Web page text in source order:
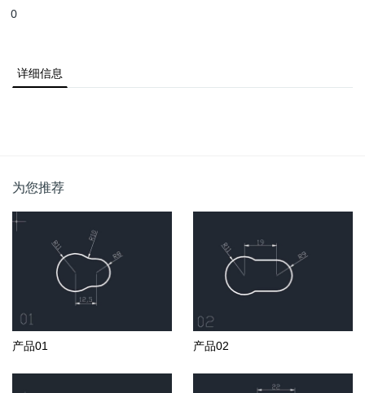
0
详细信息
为您推荐
产品01 产品02